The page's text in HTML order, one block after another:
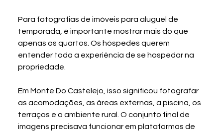
Para fotografias de imóveis para aluguel de
temporada, é importante mostrar mais do que
apenas os quartos. Os hóspedes querem
entender toda a experiência de se hospedar na
propriedade.
Em Monte Do Castelejo, isso significou fotografar
as acomodações, as áreas externas, a piscina, os
terraços e o ambiente rural. O conjunto final de
imagens precisava funcionar em plataformas de